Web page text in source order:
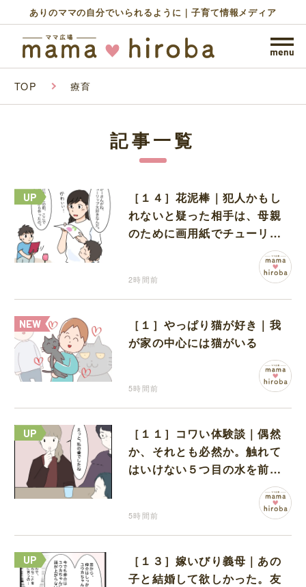
ありのママの自分でいられるように｜子育て情報メディア
TOP 療育
記事一覧
［１４］花泥棒｜犯人かもし
れないと疑った相手は、母親
のために画用紙でチューリッ
プを作っていただけだった
2時間前
［１］やっぱり猫が好き｜我
が家の中心には猫がいる
5時間前
［１１］コワい体験談｜偶然
か、それとも必然か。触れて
はいけない５つ目の水を前に
5時間前
［１３］嫁いびり義母｜あの
子と結婚して欲しかった。友